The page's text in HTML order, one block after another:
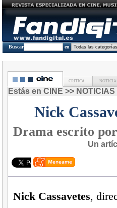
Buscar en
CRITICA
Estás en CINE >> NOTICIAS
Nick
Drama escrito
Un
Nick Cassavetes,